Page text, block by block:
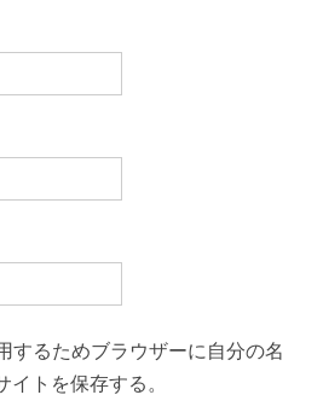
するためブラウザーに自分の名
トを保存する。